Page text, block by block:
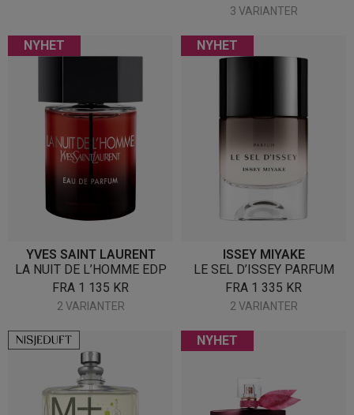
3 VARIANTER
NYHET
YVES SAINT LAURENT
LA NUIT DE L’HOMME EDP
FRA 1 135 KR
2 VARIANTER
NYHET
ISSEY MIYAKE
LE SEL D’ISSEY PARFUM
FRA 1 335 KR
2 VARIANTER
NYHET